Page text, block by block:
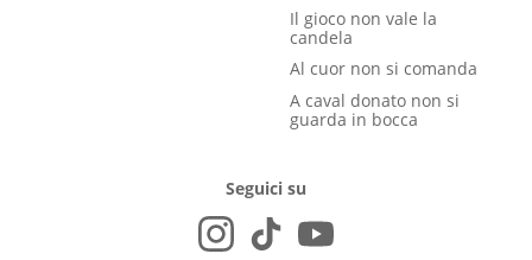
Il gioco non vale la
candela
Al cuor non si comanda
A caval donato non si
guarda in bocca
Seguici su